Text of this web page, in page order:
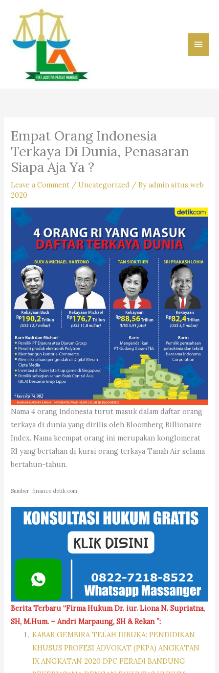
content
Main
Empat Orang Indonesia
Terkaya Di Dunia, Penasaran
Siapa Aja Ya ?
Leave a Comment /Uncategorized / Byadmin situs web
2020
Nama 4 orang Indonesia turut masuk dalam daftar orang
terkaya di dunia yang dirilis oleh Bloomberg Billionaire
Index. Nama keempat orang ini merupakan konglomerat
RI yang bertahan di kursi orang terkaya Tanah Air selama
bertahun-tahun.
Sumber: finance.detik.com
Berita Terbaru “Firma Hukum Dr. iur. Liona N. Supriatna,
SH, M.Hum. – Andri Marpaung, SH & Rekan ”:
KABAR GEMBIRA TELAH DIBUKA: PENDIDIKAN
KHUSUS PROFESI ADVOKAT (PKPA) ANGKATAN
IX ANGKATAN 2020 DPC PERADI BANDUNG